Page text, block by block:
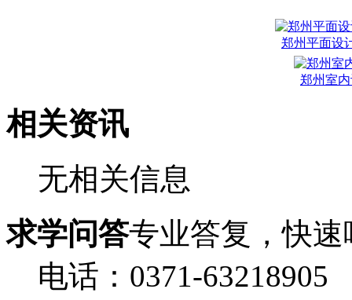
郑州平面设
郑州室
相关资讯
无相关信息
求学问答专业答复，快速
电话：0371-63218905